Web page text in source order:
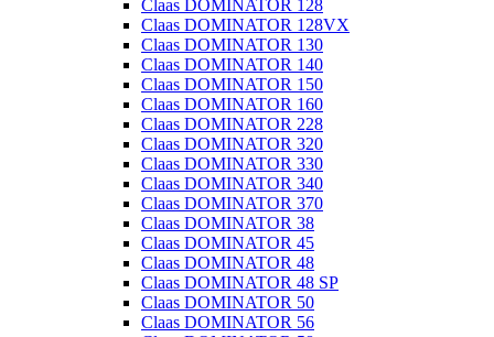
Claas DOMINATOR 128
Claas DOMINATOR 128VX
Claas DOMINATOR 130
Claas DOMINATOR 140
Claas DOMINATOR 150
Claas DOMINATOR 160
Claas DOMINATOR 228
Claas DOMINATOR 320
Claas DOMINATOR 330
Claas DOMINATOR 340
Claas DOMINATOR 370
Claas DOMINATOR 38
Claas DOMINATOR 45
Claas DOMINATOR 48
Claas DOMINATOR 48 SP
Claas DOMINATOR 50
Claas DOMINATOR 56